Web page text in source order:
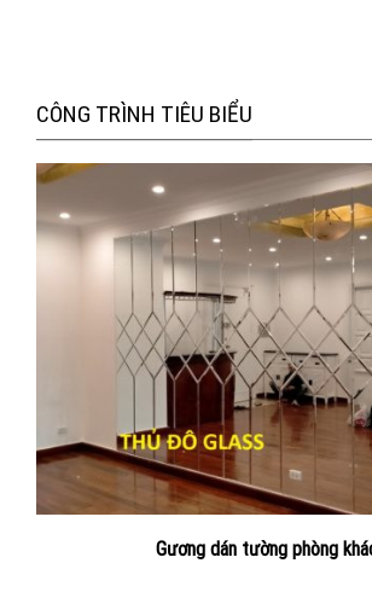
CÔNG TRÌNH TIÊU BIỂU
Gương dán tường phòng